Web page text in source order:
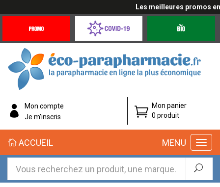
Les meilleures promos
Offres
Coronavirus
éco-
parapharmacie.fr
éco-
parapharmacie.fr
Mon compte
Je m’inscris
Mon panier
0 produit
MENU
ACCUEIL